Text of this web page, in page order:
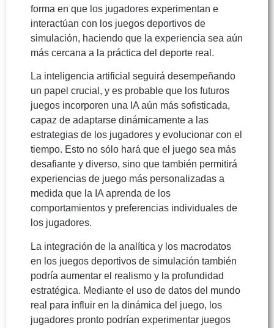
forma en que los jugadores experimentan e
interactúan con los juegos deportivos de
simulación, haciendo que la experiencia sea aún
más cercana a la práctica del deporte real.
La inteligencia artificial seguirá desempeñando
un papel crucial, y es probable que los futuros
juegos incorporen una IA aún más sofisticada,
capaz de adaptarse dinámicamente a las
estrategias de los jugadores y evolucionar con el
tiempo. Esto no sólo hará que el juego sea más
desafiante y diverso, sino que también permitirá
experiencias de juego más personalizadas a
medida que la IA aprenda de los
comportamientos y preferencias individuales de
los jugadores.
La integración de la analítica y los macrodatos
en los juegos deportivos de simulación también
podría aumentar el realismo y la profundidad
estratégica. Mediante el uso de datos del mundo
real para influir en la dinámica del juego, los
jugadores pronto podrían experimentar juegos